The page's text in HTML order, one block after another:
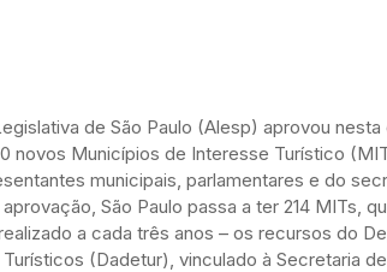
de São Paulo (Alesp) aprovou
novos Municípios de Interesse Turístico
municipais, parlamentares e do
São Paulo passa a ter 214 MITs,
a cada três anos – os recursos do
(Dadetur), vinculado à Secretaria